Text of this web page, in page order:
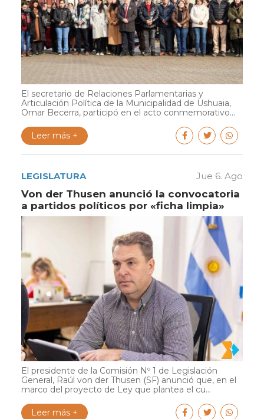
El secretario de Relaciones Parlamentarias y
Articulación Política de la Municipalidad de Ushuaia,
Omar Becerra, participó en el acto conmemorativo...
Leer más +
LEGISLATURA Jue 6. Ago
Von der Thusen anunció la convocatoria
a partidos políticos por «ficha limpia»
El presidente de la Comisión Nº 1 de Legislación
General, Raúl von der Thusen (SF) anunció que, en el
marco del proyecto de Ley que plantea el cu...
Leer más +